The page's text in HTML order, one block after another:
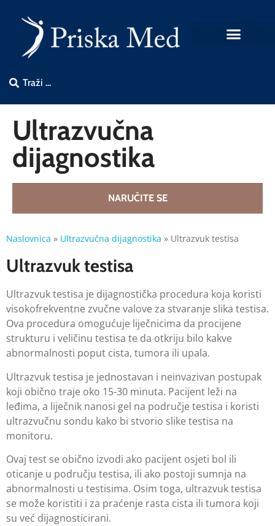
Ultrazvučna
dijagnostika
NARUČITE SE
Naslovnica » Ultrazvučna dijagnostika » Ultrazvuk testisa
Ultrazvuk testisa
Ultrazvuk testisa je dijagnostička procedura koja koristi
visokofrekventne zvučne valove za stvaranje slika testisa.
Ova procedura omogućuje liječnicima da procijene
strukturu i veličinu testisa te da otkriju bilo kakve
abnormalnosti poput cista, tumora ili upala.
Ultrazvuk testisa je jednostavan i neinvazivan postupak
koji obično traje oko 15-30 minuta. Pacijent leži na
leđima, a liječnik nanosi gel na područje testisa i koristi
ultrazvučnu sondu kako bi stvorio slike testisa na
monitoru.
Ovaj test se obično izvodi ako pacijent osjeti bol ili
oticanje u području testisa, ili ako postoji sumnja na
abnormalnosti u testisima. Osim toga, ultrazvuk testisa
se može koristiti i za praćenje rasta cista ili tumora koji
su već dijagnosticirani.